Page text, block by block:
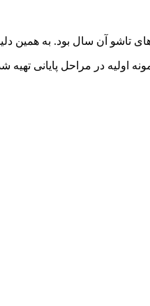
گذاشت. این رندرها بر اساس یک نمونه